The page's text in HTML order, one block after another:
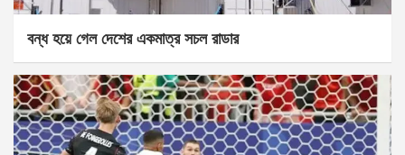
বন্ধ হয়ে গেল দেশের একমাত্র সচল রাডার